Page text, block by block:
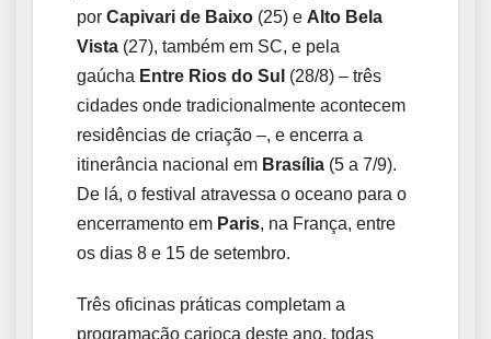
por Capivari de Baixo (25) e Alto Bela
Vista (27), também em SC, e pela
gaúcha Entre Rios do Sul (28/8) – três
cidades onde tradicionalmente acontecem
residências de criação –, e encerra a
itinerância nacional em Brasília (5 a 7/9).
De lá, o festival atravessa o oceano para o
encerramento em Paris, na França, entre
os dias 8 e 15 de setembro.
Três oficinas práticas completam a
programação carioca deste ano, todas